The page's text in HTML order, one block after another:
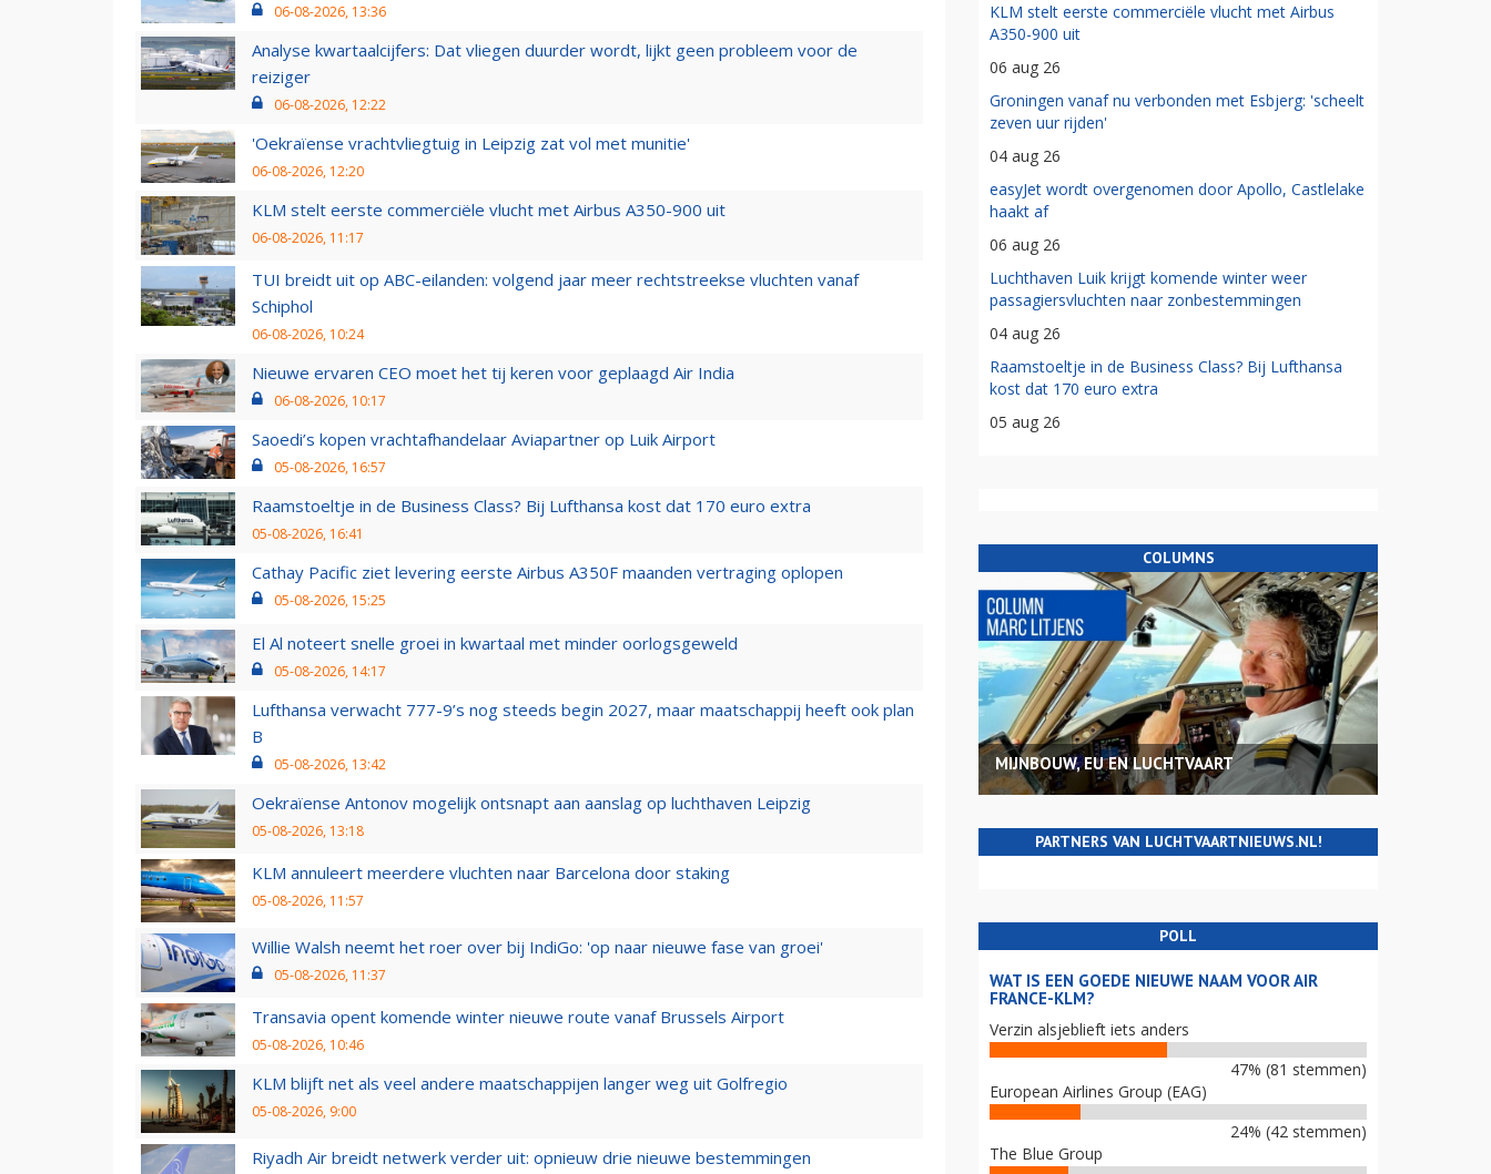
06-08-2026, 13:36
Analyse kwartaalcijfers: Dat vliegen duurder wordt, lijkt geen probleem voor de
reiziger
06-08-2026, 12:22
'Oekraïense vrachtvliegtuig in Leipzig zat vol met munitie'
06-08-2026, 12:20
KLM stelt eerste commerciële vlucht met Airbus A350-900 uit
06-08-2026, 11:17
TUI breidt uit op ABC-eilanden: volgend jaar meer rechtstreekse vluchten vanaf
Schiphol
06-08-2026, 10:24
Nieuwe ervaren CEO moet het tij keren voor geplaagd Air India
06-08-2026, 10:17
Saoedi’s kopen vrachtafhandelaar Aviapartner op Luik Airport
05-08-2026, 16:57
Raamstoeltje in de Business Class? Bij Lufthansa kost dat 170 euro extra
05-08-2026, 16:41
Cathay Pacific ziet levering eerste Airbus A350F maanden vertraging oplopen
05-08-2026, 15:25
El Al noteert snelle groei in kwartaal met minder oorlogsgeweld
05-08-2026, 14:17
Lufthansa verwacht 777-9’s nog steeds begin 2027, maar maatschappij heeft ook plan
B
05-08-2026, 13:42
Oekraïense Antonov mogelijk ontsnapt aan aanslag op luchthaven Leipzig
05-08-2026, 13:18
KLM annuleert meerdere vluchten naar Barcelona door staking
05-08-2026, 11:57
Willie Walsh neemt het roer over bij IndiGo: 'op naar nieuwe fase van groei'
05-08-2026, 11:37
Transavia opent komende winter nieuwe route vanaf Brussels Airport
05-08-2026, 10:46
KLM blijft net als veel andere maatschappijen langer weg uit Golfregio
05-08-2026, 9:00
Riyadh Air breidt netwerk verder uit: opnieuw drie nieuwe bestemmingen
KLM stelt eerste commerciële vlucht met Airbus
A350-900 uit
06 aug 26
Groningen vanaf nu verbonden met Esbjerg: 'scheelt
zeven uur rijden'
04 aug 26
easyJet wordt overgenomen door Apollo, Castlelake
haakt af
06 aug 26
Luchthaven Luik krijgt komende winter weer
passagiersvluchten naar zonbestemmingen
04 aug 26
Raamstoeltje in de Business Class? Bij Lufthansa
kost dat 170 euro extra
05 aug 26
COLUMNS
MIJNBOUW, EU EN LUCHTVAART
PARTNERS VAN LUCHTVAARTNIEUWS.NL!
POLL
WAT IS EEN GOEDE NIEUWE NAAM VOOR AIR
FRANCE-KLM?
Verzin alsjeblieft iets anders
47% (81 stemmen)
European Airlines Group (EAG)
24% (42 stemmen)
The Blue Group